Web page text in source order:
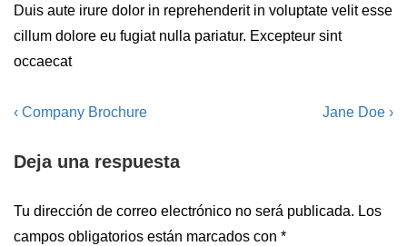
Duis aute irure dolor in reprehenderit in voluptate velit esse
cillum dolore eu fugiat nulla pariatur. Excepteur sint
occaecat
Navegación
entradas
La
anterior
‹ Company Brochure
La
Jane Doe ›
Deja una respuesta
Tu dirección de correo electrónico no será publicada. Los
campos obligatorios están marcados con *